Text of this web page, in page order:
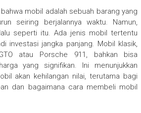
mobil adalah sebuah barang yang
seiring berjalannya waktu. Namun,
seperti itu. Ada jenis mobil tertentu
investasi jangka panjang. Mobil klasik,
atau Porsche 911, bahkan bisa
yang signifikan. Ini menunjukkan
akan kehilangan nilai, terutama bagi
dan bagaimana cara membeli mobil